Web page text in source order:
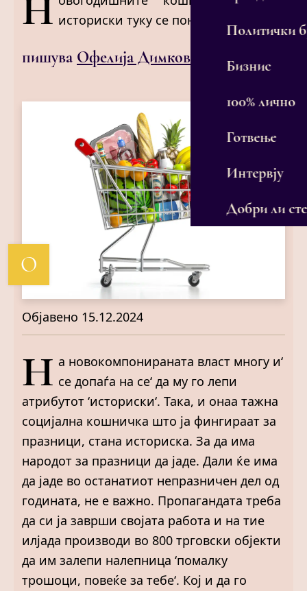
Политички
Бизнис
100% лично
Готвење
Интервју
Добри ли
Н историски туку се понижувачки.
пишува Офелија Димковска
О
Објавено 15.12.2024
Н а новокомпонираната власт многу и‘
се допаѓа на се‘ да му го лепи
атрибутот ‘историски‘. Така, и онаа тажна
социјална кошничка што ја фингираат за
празници, стана историска. За да има
народот за празници да јаде. Дали ќе има
да јаде во останатиот непразничен дел од
годината, не е важно. Пропагандата треба
да си ја заврши својата работа и на тие
илјада производи во 800 трговски објекти
да им залепи налепница ‘помалку
трошоци, повеќе за тебе‘. Кој и да го